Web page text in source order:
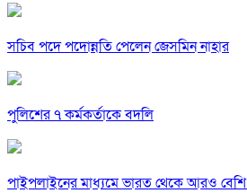
সচিব পদে পদোন্নতি পেলেন জেসমিন নাহার
পুলিশের ৭ কর্মকর্তাকে বদলি
পাইপলাইনের মাধ্যমে ভারত থেকে আরও বেশি